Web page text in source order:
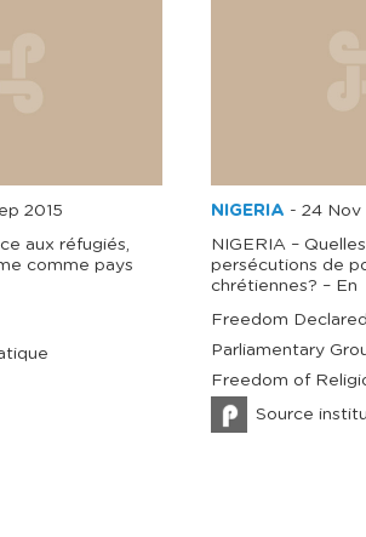
2015
aux réfugiés,
comme pays
NIGERIA - 24 Nov
NIGERIA –
persécutions de
chrétiennes? – En
Freedom
Parliamentary
Freedom of
Source